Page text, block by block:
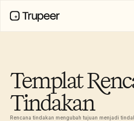
Templat
Tindakan
Rencana tindakan mengubah tujuan menjadi
Translation
Knowledge Base
AI Avatars
Brand Kits
Shared Pages